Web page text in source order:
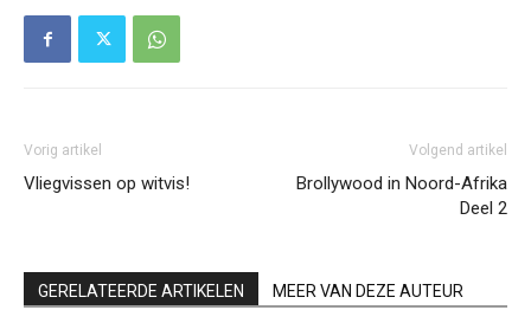
Vorig artikel
Vliegvissen op witvis!
Volgend artikel
Brollywood in Noord-Afrika
Deel 2
GERELATEERDE ARTIKELEN MEER VAN DEZE AUTEUR